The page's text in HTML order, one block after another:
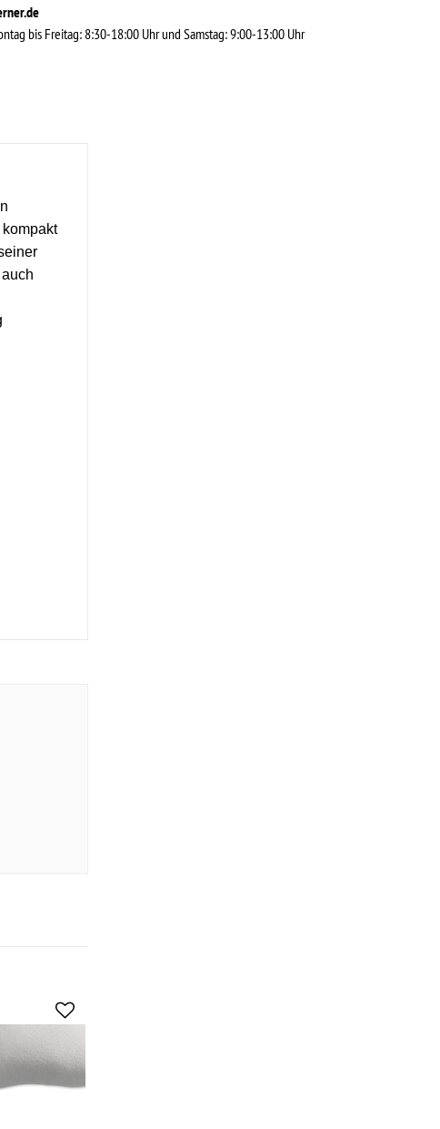
bis Freitag: 8:30-18:00 Uhr und Samstag: 9:00-13:00 Uhr